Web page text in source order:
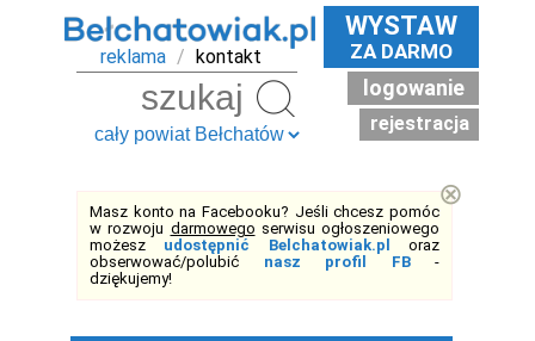
reklama / kontakt
WYSTAW
ZA DARMO
logowanie
rejestracja
Masz konto na Facebooku? Jeśli chcesz pomóc
w rozwoju darmowego serwisu ogłoszeniowego
możesz udostępnić Belchatowiak.pl
oraz
obserwować/polubić nasz profil FB-
dziękujemy!
⊗